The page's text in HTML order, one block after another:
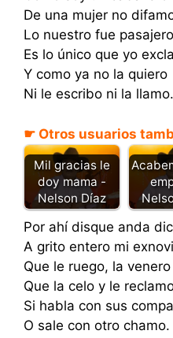
De una mujer no
Lo nuestro fue pasajero
Es lo único que yo
Y como ya no la quiero
Ni le escribo ni la llamo.
☛ Otros usuarios
Mil gracias le
doy mama -
Nelson Díaz
Por ahí disque anda
A grito entero mi
Que le ruego, la venero
Que la celo y le
Si habla con sus
O sale con otro chamo.